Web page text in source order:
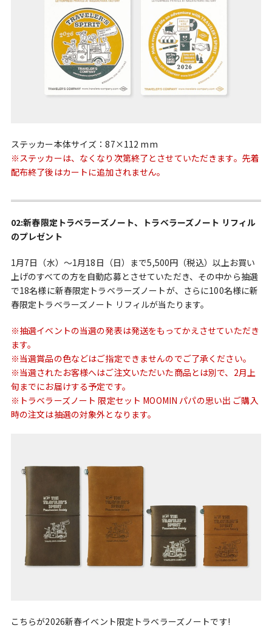
ステッカー本体サイズ：87×112 mm
※ステッカーは、なくなり次第終了とさせていただきます。先着
配布終了後はカートに追加されません。
02:新春限定トラベラーズノート、トラベラーズノート リフィル
のプレゼント
1月7日（水）～1月18日（日）まで5,500円（税込）以上お買い
上げのすべての方を自動応募とさせていただき、その中から抽選
で18名様に新春限定トラベラーズノートが、さらに100名様に新
春限定トラベラーズノート リフィルが当たります。
※抽選イベントの当選の発表は発送をもってかえさせていただき
ます。
※当選賞品の色などはご指定できませんのでご了承ください。
※当選されたお客様へはご注文いただいた商品とは別で、2月上
旬までにお届けする予定です。
※トラベラーズノート 限定セット MOOMIN パパの思い出 ご購入
時の注文は抽選の対象外となります。
こちらが2026新春イベント限定トラベラーズノートです!